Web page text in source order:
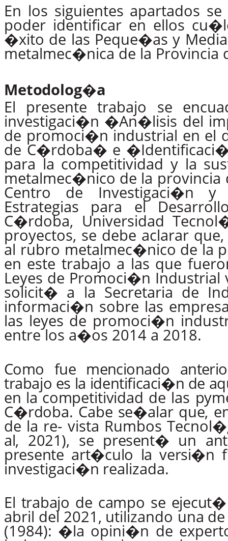
En los siguientes apartados se
poder identificar en ellos
�xito de las Peque�as y
metalmec�nica de la Provincia
Metodolog�a
El presente trabajo se
investigaci�n �An�lisis del
de promoci�n industrial en el
de C�rdoba� e
para la competitividad y la
metalmec�nico de la
Centro de Investigaci�n y
Estrategias para el
C�rdoba, Universidad
proyectos, se debe aclarar
al rubro metalmec�nico de la
en este trabajo a las que
Leyes de Promoci�n Industrial
solicit� a la Secretaria de
informaci�n sobre las
las leyes de promoci�n
entre los a�os 2014 a 2018.
Como fue mencionado
trabajo es la identificaci�n de
en lacompetitividad de las
C�rdoba. Cabe se�alar que,
de la re- vista Rumbos
al, 2021), se present� un
presente art�culo la versi�n
investigaci�n realizada.
El trabajo de campo se ejecut�
abril del 2021, utilizando una de
(1984): �la opini�n de